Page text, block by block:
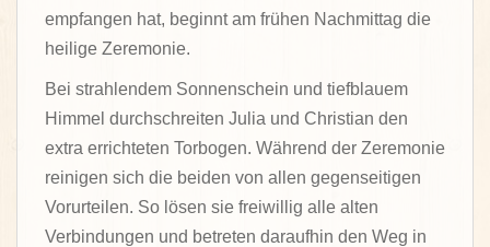
empfangen hat, beginnt am frühen Nachmittag die
heilige Zeremonie.
Bei strahlendem Sonnenschein und tiefblauem
Himmel durchschreiten Julia und Christian den
extra errichteten Torbogen. Während der Zeremonie
reinigen sich die beiden von allen gegenseitigen
Vorurteilen. So lösen sie freiwillig alle alten
Verbindungen und betreten daraufhin den Weg in